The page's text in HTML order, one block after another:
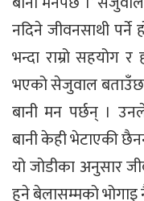
नदिने जीवनसाथी
भन्दा राम्रो सहयोग
भएको सेजुवाल
बानी मन पर्छन् ।
बानी केही भेटाएकी
यो जोडीका अनुसार
हुने बेलासम्मको भोगाइ